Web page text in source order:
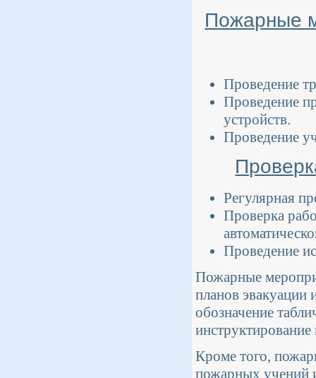
Пожарные
Проведение
Проведение
устройств.
Проведение
Регулярная
Проверка
Проведение
Пожарные
планов эвакуации
обозначение
Кроме того,
пожарных учений